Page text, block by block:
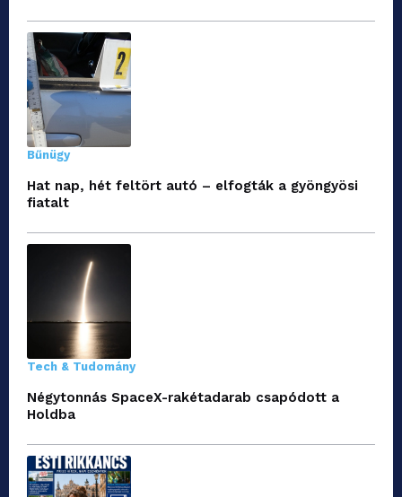
Bűnügy
Hat nap, hét feltört autó – elfogták a gyöngyösi
fiatalt
Tech & Tudomány
Négytonnás SpaceX-rakétadarab csapódott a
Holdba